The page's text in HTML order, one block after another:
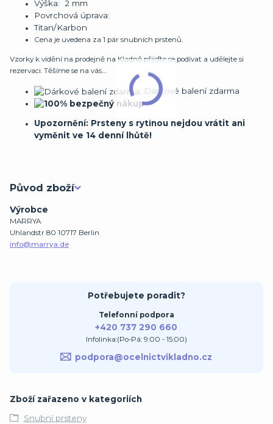
Výška: 2 mm
Povrchová úprava:
Titan/Karbon
Cena je uvedena za 1 pár snubních prstenů.
Vzorky k vidění na prodejně na Kladně přijďte se podívat a udělejte si
rezervaci. Těšíme se na vás....
: Dárkové balení zdarma
Upozornění: Prsteny s rytinou nejdou vrátit ani
vyměnit ve 14 denní lhůtě!
Původ zboží
Výrobce
MARRYA
Uhlandstr 80 10717 Berlin
info@marrya.de
Potřebujete poradit?
Telefonní podpora
+420 737 290 660
Infolinka:(Po-Pá: 9:00 - 15:00)
podpora@ocelnictvikladno.cz
Zboží zařazeno v kategoriích
Snubní prsteny